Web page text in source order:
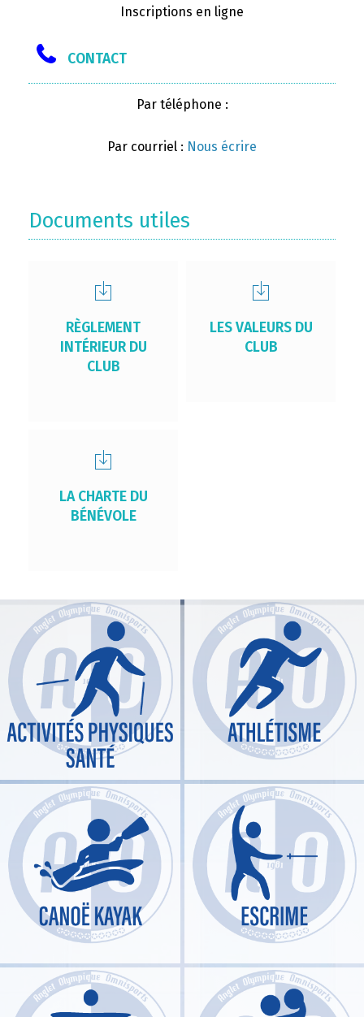
Inscriptions en ligne
CONTACT
Par téléphone :
Par courriel : Nous écrire
Documents utiles
RÈGLEMENT
INTÉRIEUR DU
CLUB
LES VALEURS DU
CLUB
LA CHARTE DU
BÉNÉVOLE